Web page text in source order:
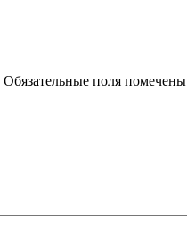
Обязательные поля